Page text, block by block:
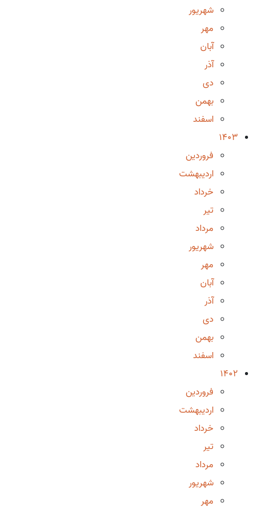
شهریور
مهر
آبان
آذر
دی
بهمن
اسفند
1403
فروردین
اردیبهشت
خرداد
تیر
مرداد
شهریور
مهر
آبان
آذر
دی
بهمن
اسفند
1402
فروردین
اردیبهشت
خرداد
تیر
مرداد
شهریور
مهر